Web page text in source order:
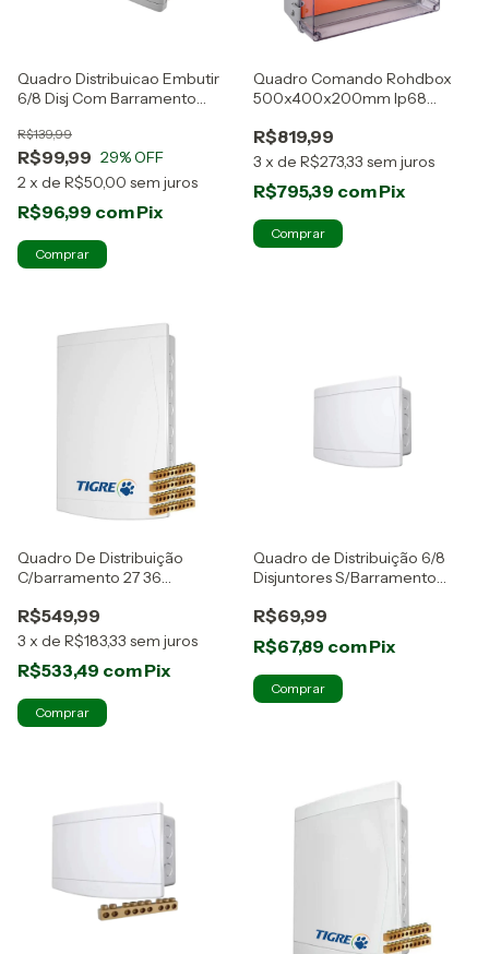
Quadro Distribuicao Embutir
6/8 Disj Com Barramento
R$99,99
R$139,99
29% OFF
2x de R$50,00 sem juros
R$96,99 comPix
Quadro Comando Rohdbox
500x400x200mm Ip68
R$819,99
3 x de R$273,33 sem juros
R$795,39 comPix
Quadro De Distribuição
C/barramento 27 36
R$549,99
3 x de R$183,33 sem juros
R$533,49 comPix
Quadro de Distribuição 6/8
Disjuntores S/Barramento
R$69,99
R$67,89 comPix